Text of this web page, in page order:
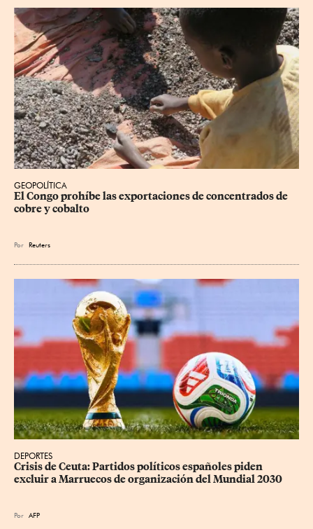
GEOPOLÍTICA
El Congo prohíbe las exportaciones de concentrados de
cobre y cobalto
Por Reuters
DEPORTES
Crisis de Ceuta: Partidos políticos españoles piden
excluir a Marruecos de organización del Mundial 2030
Por AFP